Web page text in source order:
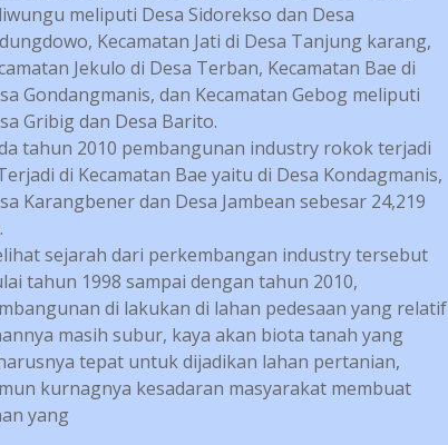
meliputi Desa Sidorekso dan Desa
Kecamatan Jati di Desa Tanjung karang,
Jekulo di Desa Terban, Kecamatan Bae di
Gondangmanis, dan Kecamatan Gebog meliputi
Gribig dan Desa Barito.
tahun 2010 pembangunan industry rokok terjadi
di Kecamatan Bae yaitu di Desa Kondagmanis,
Karangbener dan Desa Jambean sebesar 24,219
sejarah dari perkembangan industry tersebut
tahun 1998 sampai dengan tahun 2010,
di lakukan di lahan pedesaan yang relatif
masih subur, kaya akan biota tanah yang
tepat untuk dijadikan lahan pertanian,
kurnagnya kesadaran masyarakat membuat
yang